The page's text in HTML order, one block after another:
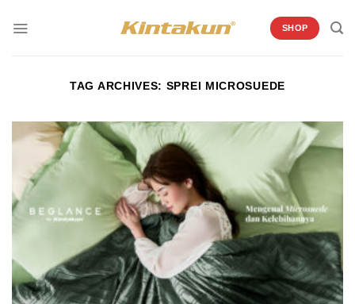
SHOP
TAG ARCHIVES: SPREI MICROSUEDE